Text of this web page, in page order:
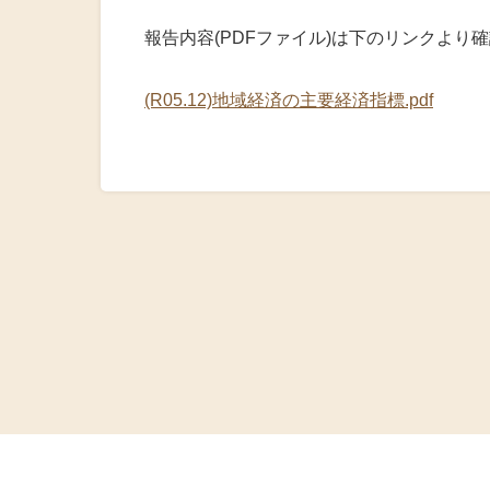
報告内容(PDFファイル)は下のリンクより確
(R05.12)地域経済の主要経済指標.pdf